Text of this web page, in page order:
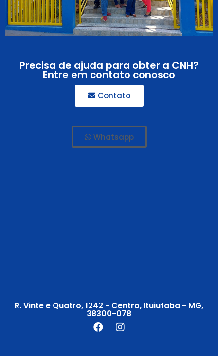
Precisa de ajuda para obter a CNH?
Entre em contato conosco
Contato
Whatsapp
R. Vinte e Quatro, 1242 - Centro, Ituiutaba - MG,
38300-078